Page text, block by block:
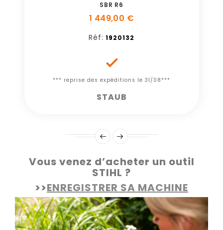
SBR R6
1 449,00 €
Réf: 1920132

*** reprise des expéditions le 31/08***
STAUB
Vous venez d’acheter un outil
STIHL ?
>>ENREGISTRER SA MACHINE